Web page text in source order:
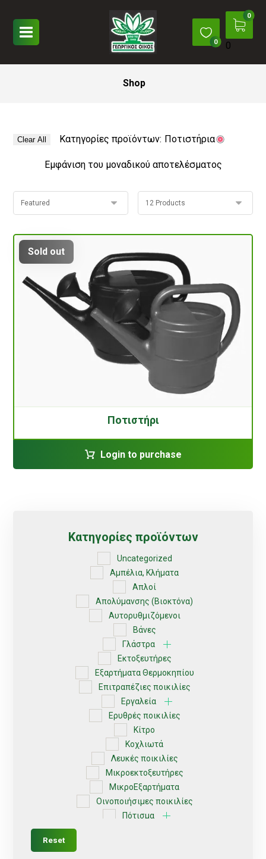
0
Shop
Clear All Κατηγορίες προϊόντων: Ποτιστήρια
Εμφάνιση του μοναδικού αποτελέσματος
Ποτιστήρι
Sold out
Login to purchase
Κατηγορίες προϊόντων
Uncategorized
Αμπέλια, Κλήματα
Απλοί
Απολύμανσης (Βιοκτόνα)
Αυτορυθμιζόμενοι
Βάνες
Γλάστρα
Εκτοξευτήρες
Εξαρτήματα Θερμοκηπίου
Επιτραπέζιες ποικιλίες
Εργαλεία
Ερυθρές ποικιλίες
Κίτρο
Κοχλιωτά
Λευκές ποικιλίες
Μικροεκτοξευτήρες
ΜικροΕξαρτήματα
Οινοποιήσιμες ποικιλίες
Πότισμα
Reset